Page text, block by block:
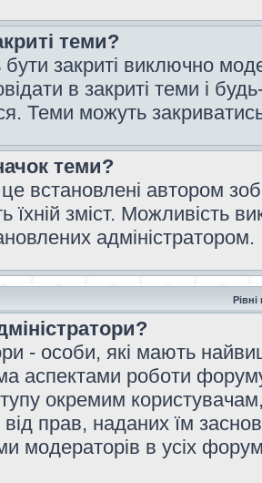
теми?
закриті виключно
в закриті теми і
Теми можуть
теми?
встановлені автором
їхній зміст. Можливість
адміністратором.
Рівні
- особи, які мають
аспектами роботи
окремим
від прав, наданих їм
модераторів в усіх